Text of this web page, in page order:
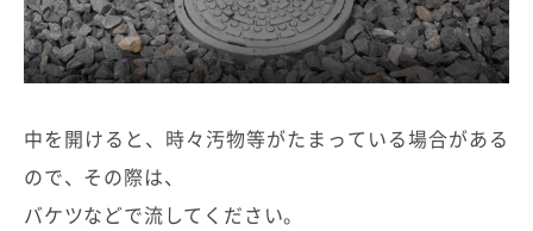
中を開けると、時々汚物等がたまっている場合がある
ので、その際は、
バケツなどで流してください。